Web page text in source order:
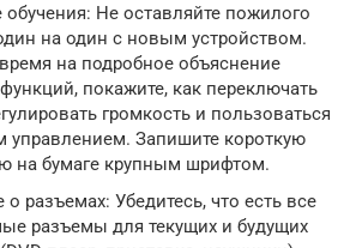
обучения: Не оставляйте пожилого
на один с новым устройством.
на подробное объяснение
покажите, как переключать
громкость и пользоваться
управлением. Запишите короткую
на бумаге крупным шрифтом.
разъемах: Убедитесь, что есть все
разъемы для текущих и будущих